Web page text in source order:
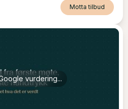
Motta tilbud
vurdering...